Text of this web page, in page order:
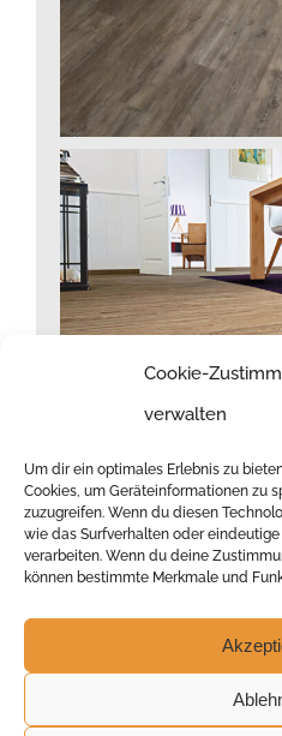
Cookie-
verwalten
Um dir ein optimales Erlebnis zu
Cookies, um Geräteinformationen zu
zuzugreifen. Wenn du diesen
wie das Surfverhalten oder
verarbeiten. Wenn du deine
können bestimmte Merkmale und